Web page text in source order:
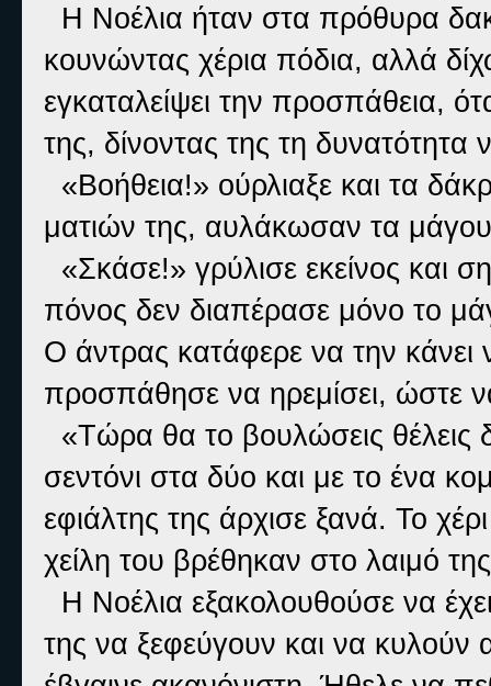
Η Νοέλια ήταν στα πρόθυρα
κουνώντας χέρια πόδια, αλλά
εγκαταλείψει την προσπάθεια,
της, δίνοντας της τη
«Βοήθεια!» ούρλιαξε και τα
ματιών της, αυλάκωσαν τα
«Σκάσε!» γρύλισε εκείνος και
πόνος δεν διαπέρασε μόνο το
Ο άντρας κατάφερε να την
προσπάθησε να ηρεμίσει, ώστε
«Τώρα θα το βουλώσεις θέλεις
σεντόνι στα δύο και με το ένα
εφιάλτης της άρχισε ξανά. Το
χείλη του βρέθηκαν στο λαιμό
Η Νοέλια εξακολουθούσε να
της να ξεφεύγουν και να